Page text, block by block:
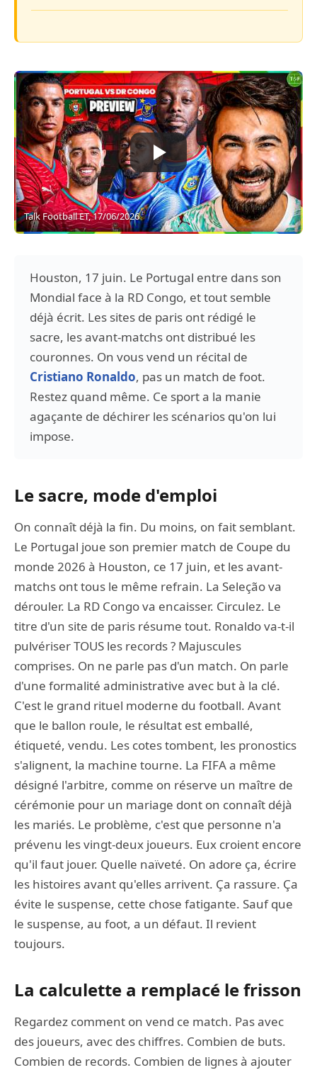
Talk Football ET, 17/06/2026
Houston, 17 juin. Le Portugal entre dans son
Mondial face à la RD Congo, et tout semble
déjà écrit. Les sites de paris ont rédigé le
sacre, les avant-matchs ont distribué les
couronnes. On vous vend un récital de
Cristiano Ronaldo, pas un match de foot.
Restez quand même. Ce sport a la manie
agaçante de déchirer les scénarios qu'on lui
impose.
Le sacre, mode d'emploi
On connaît déjà la fin. Du moins, on fait semblant.
Le Portugal joue son premier match de Coupe du
monde 2026 à Houston, ce 17 juin, et les avant-
matchs ont tous le même refrain. La Seleção va
dérouler. La RD Congo va encaisser. Circulez. Le
titre d'un site de paris résume tout. Ronaldo va-t-il
pulvériser TOUS les records ? Majuscules
comprises. On ne parle pas d'un match. On parle
d'une formalité administrative avec but à la clé.
C'est le grand rituel moderne du football. Avant
que le ballon roule, le résultat est emballé,
étiqueté, vendu. Les cotes tombent, les pronostics
s'alignent, la machine tourne. La FIFA a même
désigné l'arbitre, comme on réserve un maître de
cérémonie pour un mariage dont on connaît déjà
les mariés. Le problème, c'est que personne n'a
prévenu les vingt-deux joueurs. Eux croient encore
qu'il faut jouer. Quelle naïveté. On adore ça, écrire
les histoires avant qu'elles arrivent. Ça rassure. Ça
évite le suspense, cette chose fatigante. Sauf que
le suspense, au foot, a un défaut. Il revient
toujours.
La calculette a remplacé le frisson
Regardez comment on vend ce match. Pas avec
des joueurs, avec des chiffres. Combien de buts.
Combien de records. Combien de lignes à ajouter